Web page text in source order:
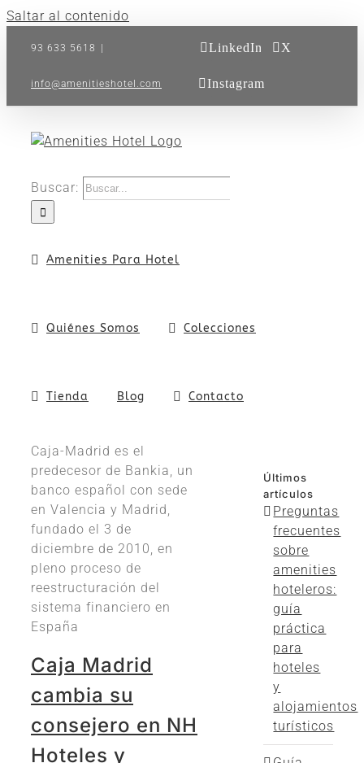
Saltar al contenido
93 633 5618
info@amenitieshotel.com
LinkedIn X
Instagram
Buscar:
Amenities Para Hotel
Quiénes Somos Colecciones
Tienda Blog Contacto
Caja-Madrid es el
predecesor de Bankia, un
banco español con sede
en Valencia y Madrid,
fundado el 3 de
diciembre de 2010, en
pleno proceso de
reestructuración del
sistema financiero en
España
Caja Madrid
cambia su
consejero en NH
Hoteles y
Últimos
artículos
Preguntas
frecuentes
sobre
amenities
hoteleros:
guía
práctica
para
hoteles
y
alojamientos
turísticos